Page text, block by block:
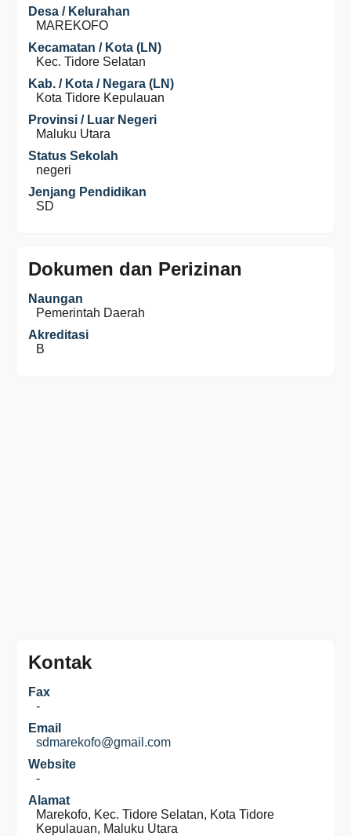
Desa / Kelurahan
MAREKOFO
Kecamatan / Kota (LN)
Kec. Tidore Selatan
Kab. / Kota / Negara (LN)
Kota Tidore Kepulauan
Provinsi / Luar Negeri
Maluku Utara
Status Sekolah
negeri
Jenjang Pendidikan
SD
Dokumen dan Perizinan
Naungan
Pemerintah Daerah
Akreditasi
B
Kontak
Fax
-
Email
sdmarekofo@gmail.com
Website
-
Alamat
Marekofo, Kec. Tidore Selatan, Kota Tidore
Kepulauan, Maluku Utara